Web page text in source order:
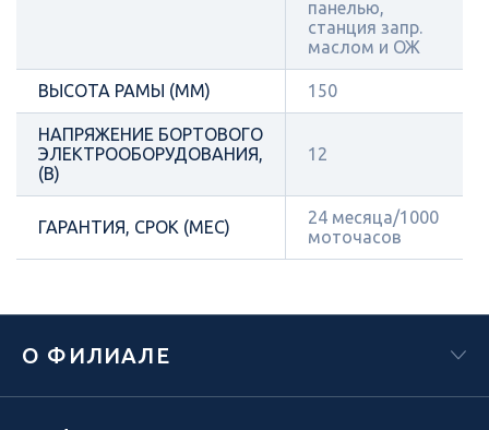
панелью,
станция запр.
маслом и ОЖ
ВЫСОТА РАМЫ (ММ) 150
НАПРЯЖЕНИЕ БОРТОВОГО
ЭЛЕКТРООБОРУДОВАНИЯ,
(В)
12
ГАРАНТИЯ, СРОК (МЕС)
24 месяца/1000
моточасов
О ФИЛИАЛЕ